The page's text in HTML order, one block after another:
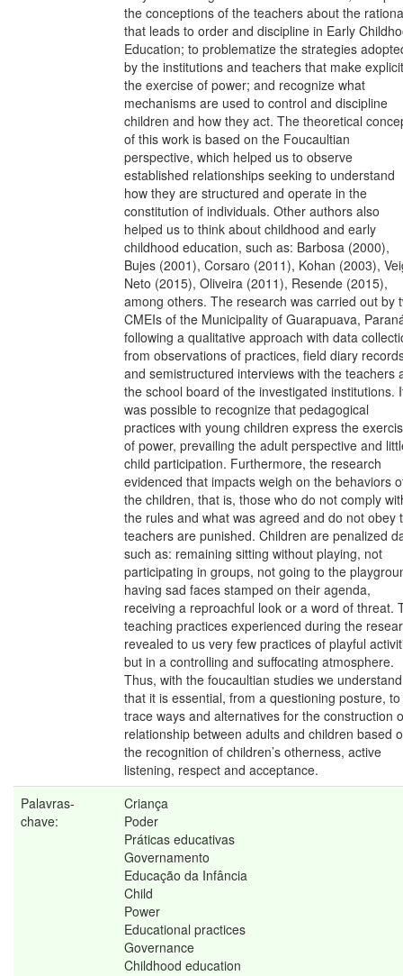
the conceptions of the teachers about the
that leads to order and discipline in Early
Education; to problematize the strategies
by the institutions and teachers that make explicit
the exercise of power; and recognize what
mechanisms are used to control and discipline
children and how they act. The theoretical
of this work is based on the Foucaultian
perspective, which helped us to observe
established relationships seeking to understand
how they are structured and operate in the
constitution of individuals. Other authors also
helped us to think about childhood and early
childhood education, such as: Barbosa (2000),
Bujes (2001), Corsaro (2011), Kohan (2003),
Neto (2015), Oliveira (2011), Resende (2015),
among others. The research was carried out by
CMEIs of the Municipality of Guarapuava,
following a qualitative approach with data
from observations of practices, field diary
and semistructured interviews with the teachers
the school board of the investigated institutions.
was possible to recognize that pedagogical
practices with young children express the
of power, prevailing the adult perspective and
child participation. Furthermore, the research
evidenced that impacts weigh on the behaviors
the children, that is, those who do not comply
the rules and what was agreed and do not obey
teachers are punished. Children are penalized
such as: remaining sitting without playing, not
participating in groups, not going to the
having sad faces stamped on their agenda,
receiving a reproachful look or a word of threat.
teaching practices experienced during the
revealed to us very few practices of playful
but in a controlling and suffocating atmosphere.
Thus, with the foucaultian studies we understand
that it is essential, from a questioning posture, to
trace ways and alternatives for the construction
relationship between adults and children based
the recognition of children’s otherness, active
listening, respect and acceptance.
Palavras-
chave:
Criança
Poder
Práticas educativas
Governamento
Educação da Infância
Child
Power
Educational practices
Governance
Childhood education